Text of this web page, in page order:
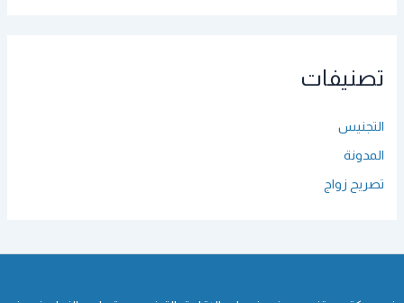
تصنيفات
التجنيس
المدونة
تصريح زواج